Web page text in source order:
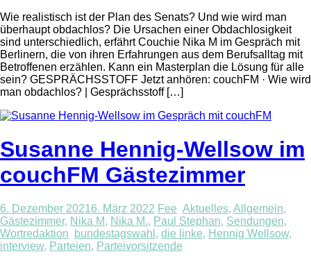
Wie realistisch ist der Plan des Senats? Und wie wird man
überhaupt obdachlos? Die Ursachen einer Obdachlosigkeit
sind unterschiedlich, erfährt Couchie Nika M im Gespräch mit
Berlinern, die von ihren Erfahrungen aus dem Berufsalltag mit
Betroffenen erzählen. Kann ein Masterplan die Lösung für alle
sein? GESPRÄCHSSTOFF Jetzt anhören: couchFM · Wie wird
man obdachlos? | Gesprächsstoff […]
Susanne Hennig-Wellsow im
couchFM Gästezimmer
6. Dezember 20216. März 2022 Fee Aktuelles, Allgemein,
Gästezimmer, Nika M, Nika M., Paul Stephan, Sendungen,
Wortredaktion
bundestagswahl , die linke, Hennig Wellsow,
interview, Parteien, Parteivorsitzende